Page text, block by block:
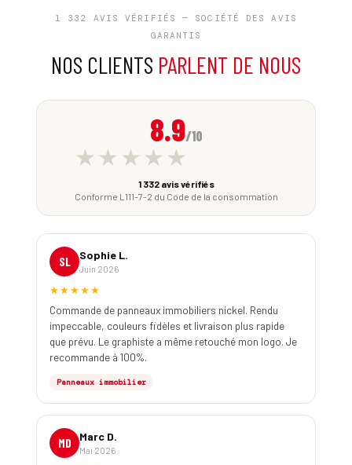
1 332 AVIS VÉRIFIÉS — SOCIÉTÉ DES AVIS
GARANTIS
NOS CLIENTS PARLENT DE NOUS
8.9/10
★★★★★
1 332 avis vérifiés
Conforme L111-7-2 du Code de la consommation
SL Sophie L.
Juin 2026
★★★★★
Commande de panneaux immobiliers nickel. Rendu
impeccable, couleurs fidèles et livraison plus rapide
que prévu. Le graphiste a même retouché mon logo. Je
recommande à 100%.
Panneaux immobilier
MD Marc D.
Mai 2026